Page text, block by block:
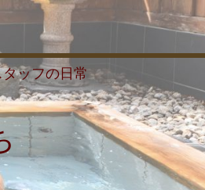
ッフの日常